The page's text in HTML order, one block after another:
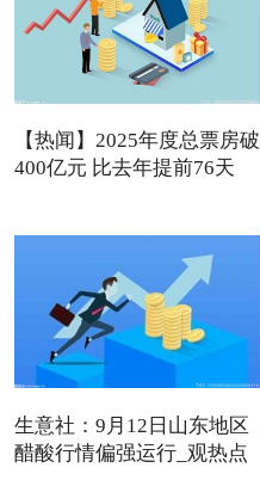
【热闻】2025年度总票房破
400亿元 比去年提前76天
生意社：9月12日山东地区
醋酸行情偏强运行_观热点